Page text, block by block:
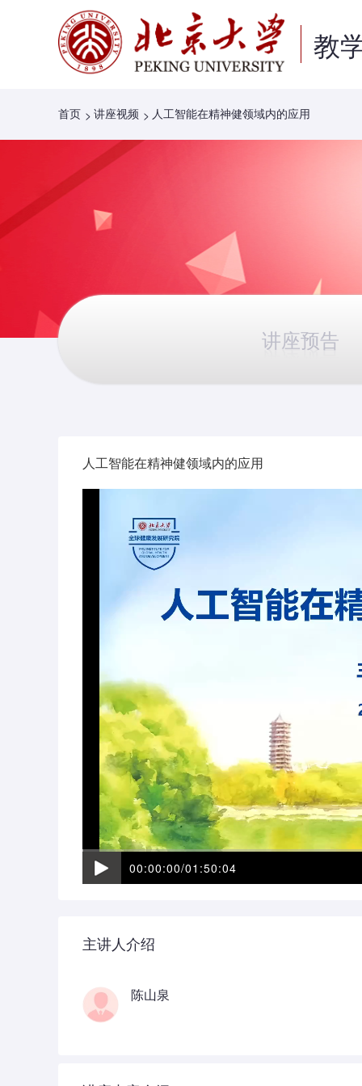
教
首页 讲座视频 人工智能在精神健领域内的应用
讲座预告
人工智能在精神健领域内的应用
主讲人介绍
陈山泉